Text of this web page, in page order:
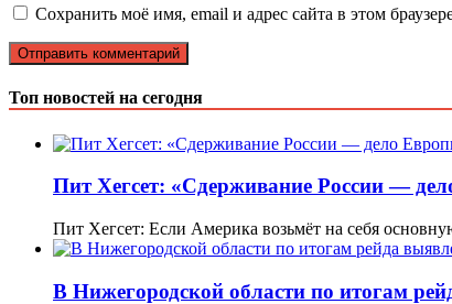
Сохранить моё имя, email и адрес сайта в этом
Топ новостей на сегодня
Пит Хегсет: «Сдерживание России —
Пит Хегсет: Если Америка возьмёт на себя
В Нижегородской области по итогам